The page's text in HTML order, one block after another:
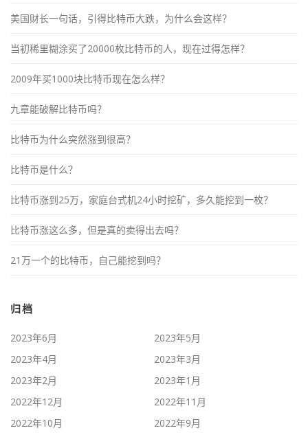
美国财长一句话，引得比特币大跌，为什么会这样？
当初稀里糊涂买了20000枚比特币的人，现在过得怎样？
2009年买1000块比特币现在怎么样？
九章能破解比特币吗？
比特币为什么突然涨到很高？
比特币是什么？
比特币涨到25万，家庭台式机24小时挖矿，多久能挖到一枚？
比特币涨这么多，但是真的卖得出去吗？
21万一个的比特币，自己能挖到吗？
归档
2023年6月
2023年5月
2023年4月
2023年3月
2023年2月
2023年1月
2022年12月
2022年11月
2022年10月
2022年9月